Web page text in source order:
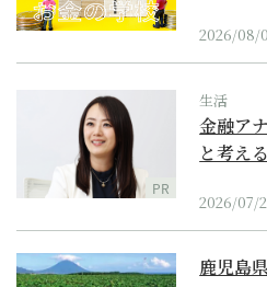
2026/08/
PR
生活
金融ア
と考え
2026/07/
鹿児島